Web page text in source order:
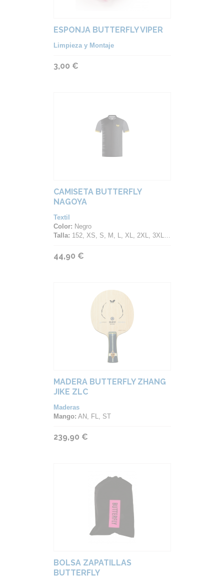
ESPONJA BUTTERFLY VIPER
Limpieza y Montaje
3,00 €
CAMISETA BUTTERFLY
NAGOYA
Textil
Color: Negro
Talla: 152, XS, S, M, L, XL, 2XL, 3XL, 4XL
44,90 €
MADERA BUTTERFLY ZHANG
JIKE ZLC
Maderas
Mango: AN, FL, ST
239,90 €
BOLSA ZAPATILLAS
BUTTERFLY